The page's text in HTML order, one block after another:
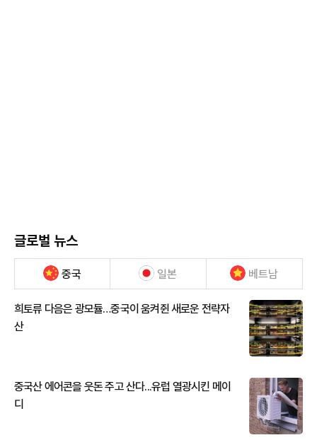
글로벌 뉴스
중국 일본 베트남
희토류 다음은 광모듈…중국이 움켜쥔 새로운 전략자
산
중국산 에어콘을 웃돈 주고 산다...유럽 열광시킨 메이
디